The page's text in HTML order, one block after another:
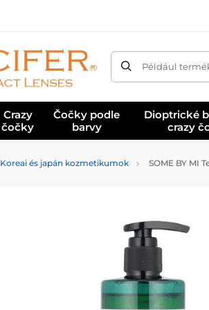
Például
Crazy
čočky
Čočky podle
barvy
Dioptrické
crazy
Koreai és japán kozmetikumok SOME BY MI